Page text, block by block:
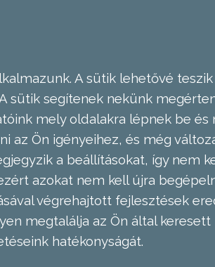
A sütik lehetővé
sütik segítenek nekünk
mely oldalakra lépnek be
az Ön igényeihez, és még
a beállításokat, így nem
azokat nem kell újra
végrehajtott fejlesztések
megtalálja az Ön által
hatékonyságát.